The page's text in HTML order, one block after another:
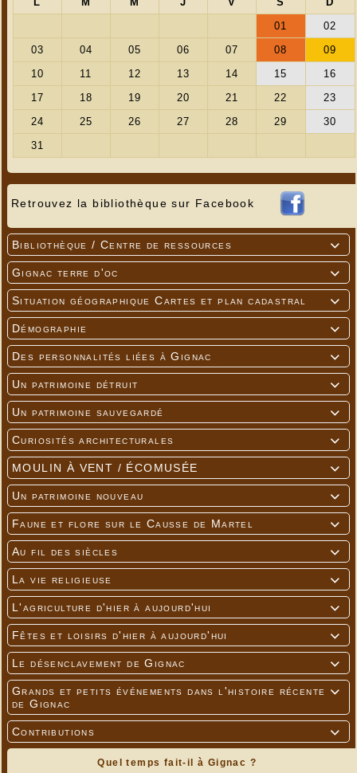
Retrouvez la bibliothèque sur Facebook

Bibliothèque / Centre de ressources

Gignac terre d'oc

Situation géographique Cartes et plan cadastral

Démographie

Des personnalités liées à Gignac

Un patrimoine détruit

Un patrimoine sauvegardé

Curiosités architecturales

MOULIN À VENT / ÉCOMUSÉE

Un patrimoine nouveau

Faune et flore sur le Causse de Martel

Au fil des siècles

La vie religieuse

L'agriculture d'hier à aujourd'hui

Fêtes et loisirs d'hier à aujourd'hui

Le désenclavement de Gignac

Grands et petits événements dans l'histoire récente
de Gignac

Contributions
Quel temps fait-il à Gignac ?